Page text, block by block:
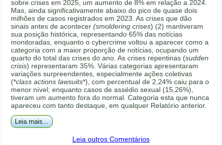
sobre crises em 2025, um aumento de 8% em relação a 2024.
Mas, ainda significativamente abaixo do pico de quase dois
milhões de casos registrados em 2023. As crises que dão
sinais antes de acontecer(smoldering crises) (2) mantiveram
sua posição histórica, representando 65% das notícias
monitoradas, enquanto o cybercrime voltou a aparecer como a
categoria com a maior proporção de notícias, ocupando um
quarto do total das crises do ano. As crises repentinas (sudden
crisis) representaram 35%. Várias categorias apresentaram
variações surpreendentes, especialmente ações coletivas
(*class actions lawsuits*), com percentual de 2,24% caiu para o
menor nível; enquanto casos de assédio sexual (15,26%),
tiveram um aumento fora do normal. Categoria esta que nunca
apareceu com tanto destaque, em qualquer Relatório anterior.
Leia mais...
Leia outros Comentários